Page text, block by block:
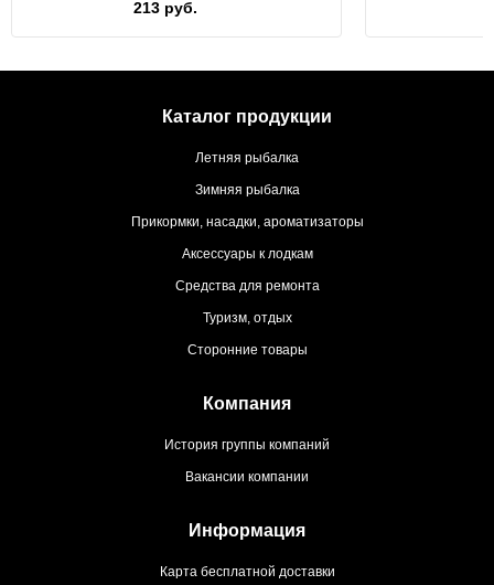
213 руб.
Каталог продукции
Летняя рыбалка
Зимняя рыбалка
Прикормки, насадки, ароматизаторы
Аксессуары к лодкам
Средства для ремонта
Туризм, отдых
Сторонние товары
Компания
История группы компаний
Вакансии компании
Информация
Карта бесплатной доставки